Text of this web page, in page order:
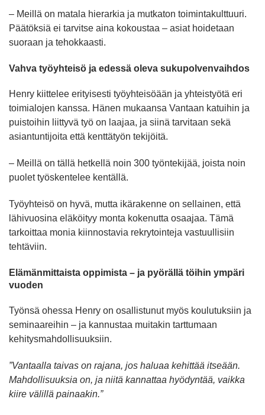
– Meillä on matala hierarkia ja mutkaton toimintakulttuuri.
Päätöksiä ei tarvitse aina kokoustaa – asiat hoidetaan
suoraan ja tehokkaasti.
Vahva työyhteisö ja edessä oleva sukupolvenvaihdos
Henry kiittelee erityisesti työyhteisöään ja yhteistyötä eri
toimialojen kanssa. Hänen mukaansa Vantaan katuihin ja
puistoihin liittyvä työ on laajaa, ja siinä tarvitaan sekä
asiantuntijoita että kenttätyön tekijöitä.
– Meillä on tällä hetkellä noin 300 työntekijää, joista noin
puolet työskentelee kentällä.
Työyhteisö on hyvä, mutta ikärakenne on sellainen, että
lähivuosina eläköityy monta kokenutta osaajaa. Tämä
tarkoittaa monia kiinnostavia rekrytointeja vastuullisiin
tehtäviin.
Elämänmittaista oppimista – ja pyörällä töihin ympäri
vuoden
Työnsä ohessa Henry on osallistunut myös koulutuksiin ja
seminaareihin – ja kannustaa muitakin tarttumaan
kehitysmahdollisuuksiin.
”Vantaalla taivas on rajana, jos haluaa kehittää itseään.
Mahdollisuuksia on, ja niitä kannattaa hyödyntää, vaikka
kiire välillä painaakin.”